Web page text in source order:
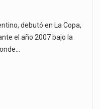
debutó en La Copa,
el año 2007 bajo la